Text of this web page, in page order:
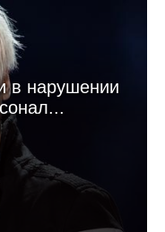
в нарушении